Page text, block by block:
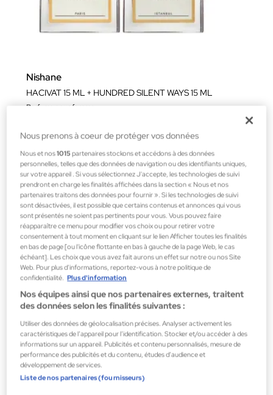
Nishane
HACIVAT 15 ML + HUNDRED SILENT WAYS 15 ML
Parfums pour femme
Nishane
Nous prenons à coeur de protéger vos données
Nous et nos1015 partenaires stockons et accédons à des données
personnelles, telles que des données de navigation ou des identifiants uniques,
sur votre appareil . Si vous sélectionnez J'accepte, les technologies de suivi
prendront en charge les finalités affichées dans la section « Nous et nos
partenaires traitons des données pour fournir ». Si les technologies de suivi
sont désactivées, il est possible que certains contenus et annonces qui vous
sont présentés ne soient pas pertinents pour vous. Vous pouvez faire
réapparaître ce menu pour modifier vos choix ou pour retirer votre
consentement à tout moment en cliquant sur le lien Afficher toutes les finalités
en bas de page [ou l'icône flottante en bas à gauche de la page Web, le cas
échéant]. Les choix que vous avez fait aurons un effet sur notre ou nos Site
Web. Pour plus d’informations, reportez-vous à notre politique de
confidentialité. Plus d'information
Nos équipes ainsi que nos partenaires externes, traitent
des données selon les finalités suivantes :
Utiliser des données de géolocalisation précises. Analyser activement les
caractéristiques de l’appareil pour l’identification. Stocker et/ou accéder à des
informations sur un appareil. Publicités et contenu personnalisés, mesure de
performance des publicités et du contenu, études d’audience et
développement de services.
Liste de nos partenaires (fournisseurs)